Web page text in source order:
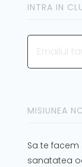
INTRA IN
MISIUNEA
Sa te
sanatatea